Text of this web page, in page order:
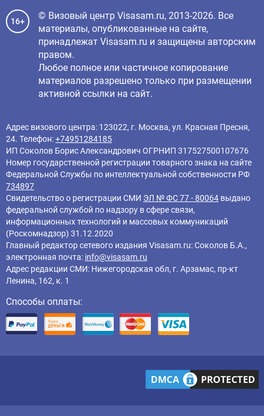
16+
© Визовый центр Visasam.ru, 2013-2026. Все
материалы, опубликованные на сайте,
принадлежат Visasam.ru и защищены авторским
правом.
Любое полное или частичное копирование
материалов разрешено только при размещении
активной ссылки на сайт.
Адрес визового центра: 123022, г. Москва, ул. Красная Пресня,
24. Телефон:+74951284185
ИП Соколов Борис Александрович ОГРНИП 317527500107676
Номер государственной регистрации товарного знака на сайте
Федеральной Службы по интеллектуальной собственности РФ
734897
Свидетельство о регистрации СМИ ЭЛ № ФС 77 - 80064 выдано
федеральной службой по надзору в сфере связи,
информационных технологий и массовых коммуникаций
(Роскомнадзор) 31.12.2020
Главный редактор cетевого издания Visasam.ru: Соколов Б.А.,
электронная почта: info@visasam.ru
Адрес редакции СМИ: Нижегородская обл, г. Арзамас, пр-кт
Ленина, 162, к. 1
Способы оплаты: